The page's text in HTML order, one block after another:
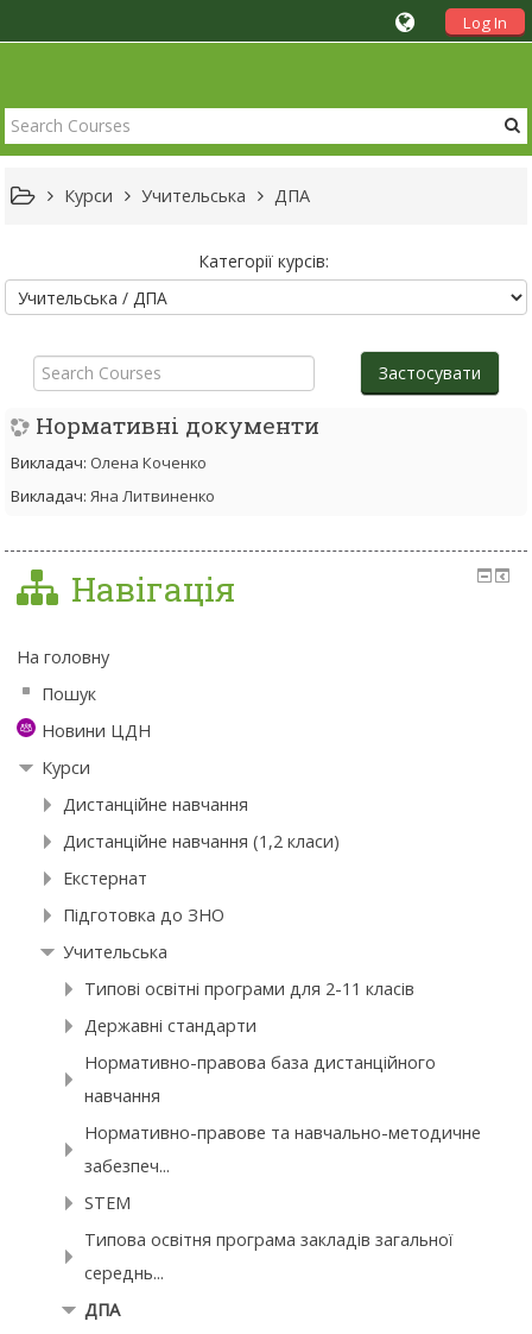
Log In
Курси Учительська ДПА
Категорії курсів:
Courses
Застосувати
Нормативні документи
Викладач: Олена Коченко
Викладач:Яна Литвиненко
Навігація
На головну
Пошук
Новини ЦДН
Курси
Дистанційне навчання
Дистанційне навчання (1,2 класи)
Екстернат
Підготовка до ЗНО
Учительська
Типові освітні програми для 2-11 класів
Державні стандарти
Нормативно-правова база дистанційного
навчання
Нормативно-правове та навчально-методичне
забезпеч...
STEM
Типова освітня програма закладів загальної
середнь...
ДПА